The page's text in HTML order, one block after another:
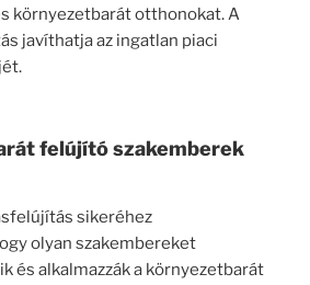
környezetbarát otthonokat. A
javíthatja az ingatlan piaci
felújító szakemberek
sikeréhez
olyan szakembereket
és alkalmazzák a környezetbarát